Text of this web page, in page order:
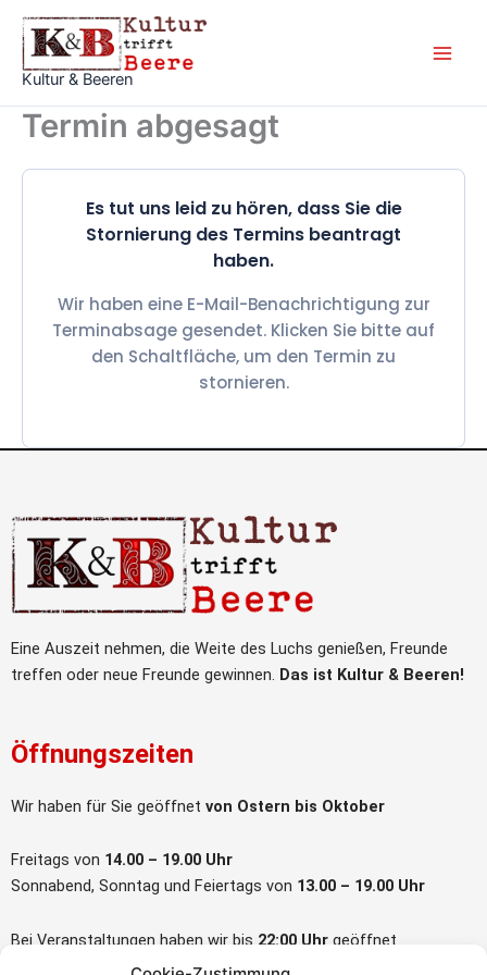
Zum
Inhalt
springen
Kultur & Beeren
Termin abgesagt
Es tut uns leid zu hören, dass Sie die
Stornierung des Termins beantragt
haben.
Wir haben eine E-Mail-Benachrichtigung zur
Terminabsage gesendet. Klicken Sie bitte auf
den Schaltfläche, um den Termin zu
stornieren.
Eine Auszeit nehmen, die Weite des Luchs genießen, Freunde
treffen oder neue Freunde gewinnen. Das ist Kultur & Beeren!
Öffnungszeiten
Wir haben für Sie geöffnet von Ostern bis Oktober
Freitags von 14.00 – 19.00 Uhr
Sonnabend, Sonntag und Feiertags von 13.00 – 19.00 Uhr
Bei Veranstaltungen haben wir bis 22:00 Uhr geöffnet